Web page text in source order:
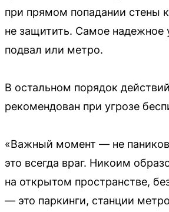
при прямом попадании стены
не защитить. Самое
подвал или метро.
В остальном порядок
рекомендован при угрозе
«Важный момент — не
это всегда враг. Никоим
на открытом пространстве,
— это паркинги, станции